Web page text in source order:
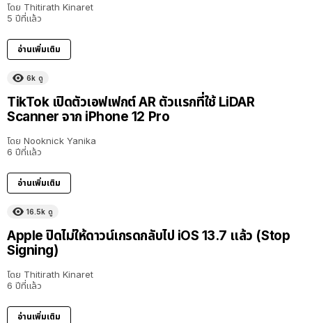
โดย Thitirath Kinaret
5 ปีที่แล้ว
อ่านเพิ่มเติม
6k ดู
TikTok เปิดตัวเอฟเฟกต์ AR ตัวแรกที่ใช้ LiDAR
Scanner จาก iPhone 12 Pro
โดย Nooknick Yanika
6 ปีที่แล้ว
อ่านเพิ่มเติม
16.5k ดู
Apple ปิดไม่ให้ดาวน์เกรดกลับไป iOS 13.7 แล้ว (Stop
Signing)
โดย Thitirath Kinaret
6 ปีที่แล้ว
อ่านเพิ่มเติม